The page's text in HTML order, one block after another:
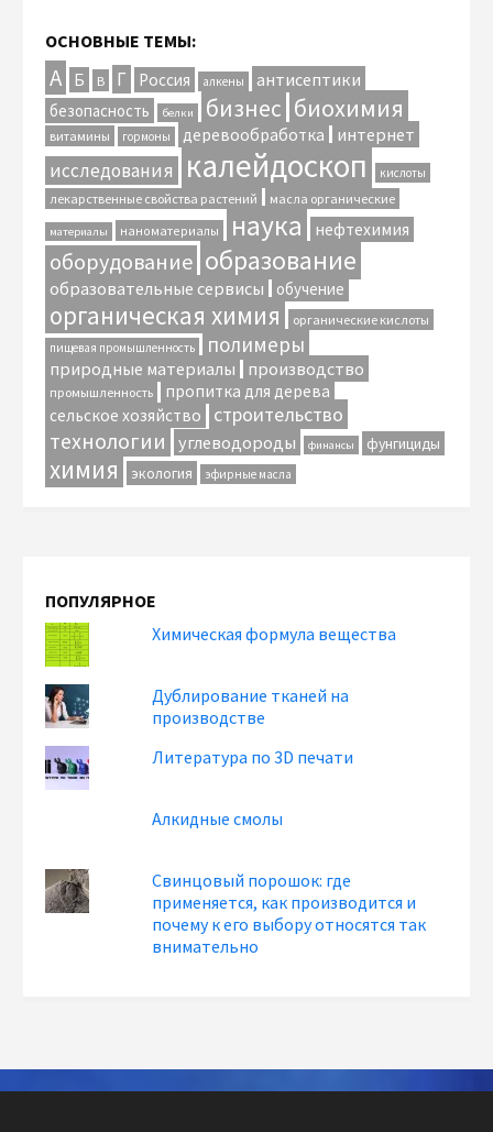
ОСНОВНЫЕ ТЕМЫ:
А Б В Г Россия алкены антисептики
безопасность белки бизнес биохимия
витамины гормоны деревообработка интернет
исследования калейдоскоп кислоты
лекарственные свойства растений масла органические
материалы наноматериалы наука нефтехимия
оборудование образование
образовательные сервисы обучение
органическая химия органические кислоты
пищевая промышленность полимеры
природные материалы производство
промышленность
пропитка для дерева
сельское хозяйство
строительство
технологии углеводороды финансы фунгициды
химия экология эфирные масла
ПОПУЛЯРНОЕ
Химическая формула вещества
Дублирование тканей на
производстве
Литература по 3D печати
Алкидные смолы
Свинцовый порошок: где
применяется, как производится и
почему к его выбору относятся так
внимательно